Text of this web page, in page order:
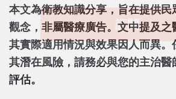
本文為衛教知識分享，旨在提供民
觀念，非屬醫療廣告。文中提及之
其實際適用情況與效果因人而異。
其潛在風險，請務必與您的主治醫
評估。